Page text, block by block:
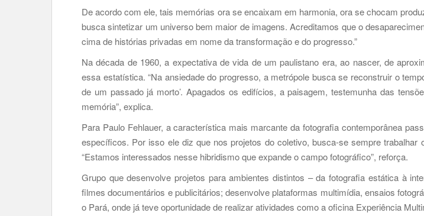
De acordo com ele, tais memórias ora se encaixam em harmonia, ora se chocam
busca sintetizar um universo bem maior de imagens. Acreditamos que o
cima de histórias privadas em nome da transformação e do progresso.”
Na década de 1960, a expectativa de vida de um paulistano era, ao nascer, de
essa estatística. “Na ansiedade do progresso, a metrópole busca se reconstruir o
de um passado já morto’. Apagados os edifícios, a paisagem, testemunha das
memória”, explica.
Para Paulo Fehlauer, a característica mais marcante da fotografia contemporânea
específicos. Por isso ele diz que nos projetos do coletivo, busca-se sempre
“Estamos interessados nesse hibridismo que expande o campo fotográfico”, reforça.
Grupo que desenvolve projetos para ambientes distintos – da fotografia estática à
filmes documentários e publicitários; desenvolve plataformas multimídia, ensaios
o Pará, onde já teve oportunidade de realizar atividades como a oficina Experiência